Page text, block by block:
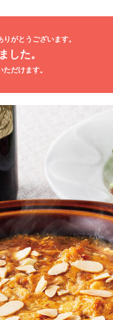
がとうございます。
した。
だけます。